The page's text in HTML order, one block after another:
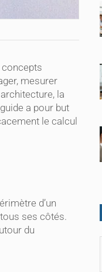
concepts
mesurer
la
a pour but
le calcul
d’un
ses côtés.
du